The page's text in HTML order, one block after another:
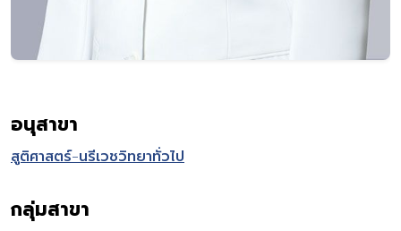
อนุสาขา
สูติศาสตร์-นรีเวชวิทยาทั่วไป
กลุ่มสาขา